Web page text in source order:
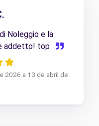
Noleggio e la
addetto! top
2026 a 13 de abril de